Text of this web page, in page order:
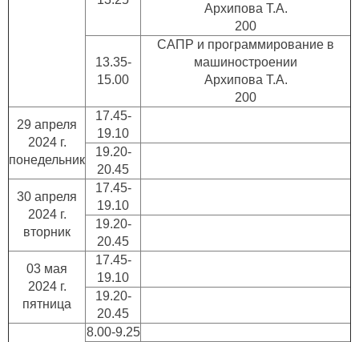
Архипова Т.А.
200
13.35-
15.00
САПР и программирование в
машиностроении
Архипова Т.А.
200
29 апреля
2024 г.
понедельник
17.45-
19.10
19.20-
20.45
30 апреля
2024 г.
вторник
17.45-
19.10
19.20-
20.45
03 мая
2024 г.
пятница
17.45-
19.10
19.20-
20.45
8.00-9.25